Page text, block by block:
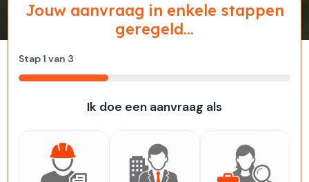
Jouw aanvraag in enkele stappen
geregeld...
Stap1 van 3
33%
Ik doe een aanvraag als